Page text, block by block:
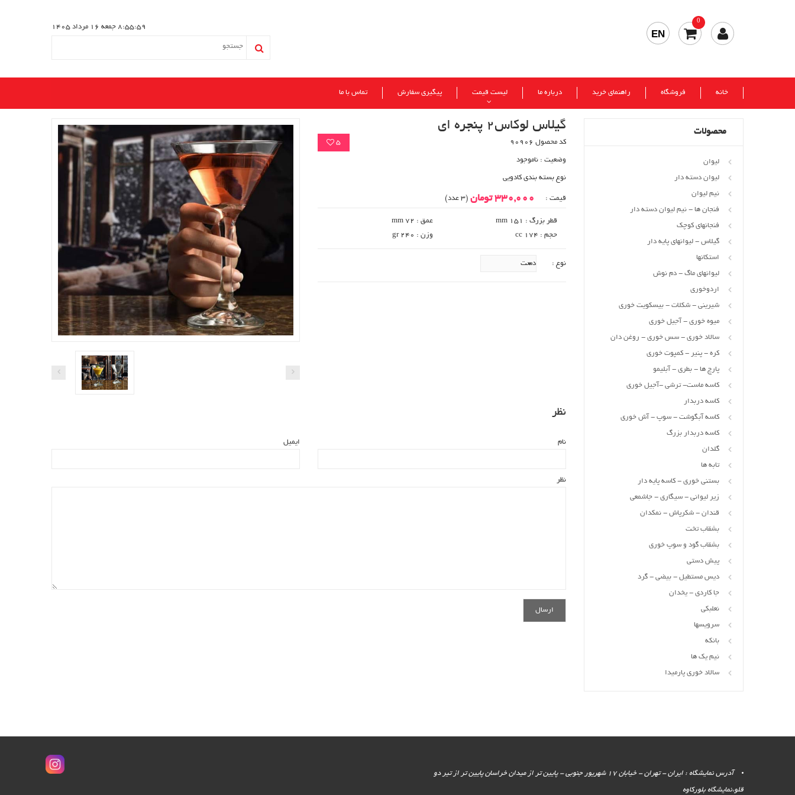
8:55:59 جمعه 16 مرداد 1405
0
EN
خانه فروشگاه راهنمای خرید درباره ما لیست قیمت پیگیری سفارش تماس با ما
گیلاس لوکاس2 پنجره ای
5 کد محصول 90906
وضعیت : ناموجود
نوع بسته بندی کادویی
قیمت : 330,000 تومان (3 عدد)
قطر بزرگ : mm 151
عمق : mm 72
حجم : cc 174
وزن : gr 240
نوع :
نظر
ایمیل نام
نظر
محصولات
لیوان
لیوان دسته دار
نیم لیوان
فنجان ها - نیم لیوان دسته دار
فنجانهای کوچک
گیلاس - لیوانهای پایه دار
استکانها
لیوانهای ماگ - دم نوش
اردوخوری
شیرینی - شکلات - بیسکویت خوری
میوه خوری - آجیل خوری
سالاد خوری - سس خوری - روغن دان
کره - پنیر - کمپوت خوری
پارچ ها - بطری - آبلیمو
کاسه ماست- ترشی -آجیل خوری
کاسه دربدار
کاسه آبگوشت - سوپ - آش خوری
کاسه دربدار بزرگ
گلدان
تابه ها
بستنی خوری - کاسه پایه دار
زیر لیوانی - سیگاری - جاشمعی
قندان - شکرپاش - نمکدان
بشقاب تخت
بشقاب گود و سوپ خوری
پیش دستی
دیس مستطیل - بیضی - گرد
جا کاردی - یخدان
نعلبکی
سرویسها
بانکه
نیم یک ها
سالاد خوری پارمیدا
آدرس نمایشگاه : ایران - تهران - خیابان 17 شهریور جنوبی - پایین تر از میدان خراسان پایین تر از تیر دو
قلو،نمایشگاه بلورکاوه